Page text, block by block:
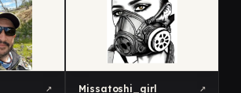
↗ Missatoshi_girl ↗